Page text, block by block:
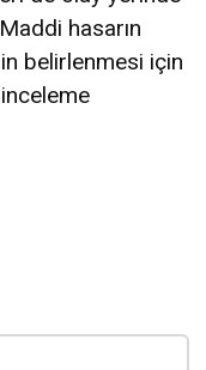
hasarın
belirlenmesi için